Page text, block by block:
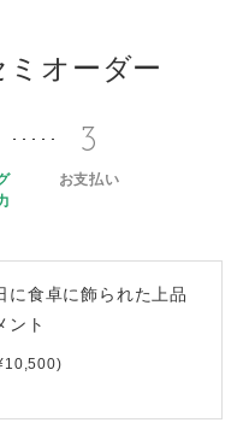
オーダー
3
お支払い
に食卓に飾られた上品
ント